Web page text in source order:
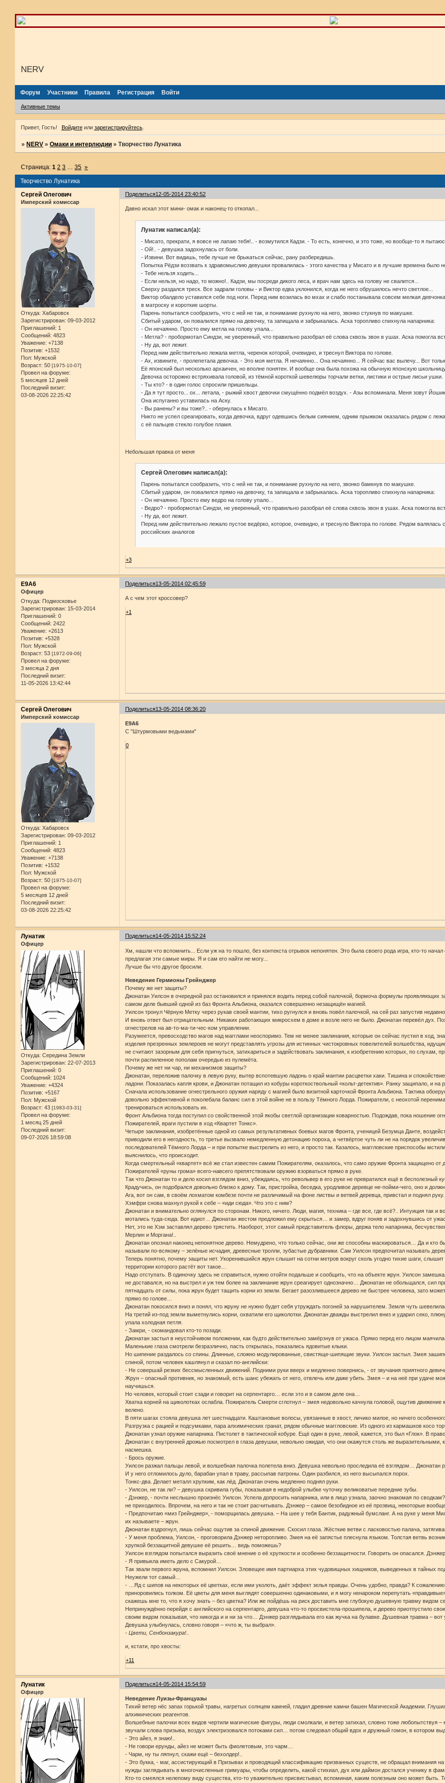
NERV
Форум Участники Правила Регистрация Войти
Активные темы
Привет, Гость! Войдитеили зарегистрируйтесь.
»NERV »Омаки и интерлюдии »Творчество Лунатика
Творчество Лунатика
Страница:1 2 3 … 35 »
Поделиться12-05-2014 23:40:52
Сергей Олегович
Имперский комиссар
Откуда: Хабаровск
Зарегистрирован: 09-03-2012
Приглашений: 1
Сообщений: 4823
Уважение: +7138
Позитив: +1532
Пол: Мужской
Возраст: 50 [1975-10-07]
Провел на форуме:
5 месяцев 12 дней
Последний визит:
03-08-2026 22:25:42
Давно искал этот мини- омак и наконец-то откопал...
Лунатик написал(а):
- Мисато, прекрати, я вовсе не лапаю тебя!.. - возмутился Кадзи. - То есть, конечно, и это тоже, но вообще-то я
- Ой!.. - девушка задохнулась от боли.
- Извини. Вот видишь, тебе лучше не брыкаться сейчас, рану разбередишь.
Попытка Рёдзи воззвать к здравомыслию девушки провалилась - этого качества у Мисато и в лучшие времена было
- Тебе нельзя ходить...
- Если нельзя, но надо, то можно!.. Кадзи, мы посреди дикого леса, и врач нам здесь на голову не свалится...
Сверху раздался треск. Все задрали головы - и Виктор едва уклонился, когда не него обрушилось нечто светлое...
Виктор обалдело уставился себе под ноги. Перед ним возилась во мхах и слабо постанывала совсем мелкая
в матроску и короткие шорты.
Парень попытался сообразить, что с ней не так, и понимание рухнуло на него, звонко стукнув по макушке.
Сбитый ударом, он повалился прямо на девочку, та запищала и забрыкалась. Аска торопливо спихнула напарника:
- Он нечаянно. Просто ему метла на голову упала...
- Метла? - пробормотал Синдзи, не уверенный, что правильно разобрал её слова сквозь звон в ушах. Аска помогла
- Ну да, вот лежит.
Перед ним действительно лежала метла, черенок которой, очевидно, и треснул Виктора по голове.
- Ах, извините, - пролепетала девочка. - Это моя метла. Я нечаянно... Она нечаянно... Я сейчас вас вылечу... Вот
Её японский был несколько архаичен, но вполне понятен. И вообще она была похожа на обычную японскую
Девочка осторожно встряхивала головой, из тёмной короткой шевелюры торчали ветки, листики и острые лисьи ушки.
- Ты кто? - в один голос спросили пришельцы.
- Да я тут просто... ох... летала, - рыжий хвост девочки смущённо подмёл воздух. - Азы вспоминала. Меня зовут
Она испуганно уставилась на Аску.
- Вы ранены? и вы тоже?.. - обернулась к Мисато.
Никто не успел среагировать, когда девочка, вдруг одевшись белым сиянием, одним прыжком оказалась рядом с
с её пальцев стекло голубое пламя.
Небольшая правка от меня
Сергей Олегович написал(а):
Парень попытался сообразить, что с ней не так, и понимание рухнуло на него, звонко бамкнув по макушке.
Сбитый ударом, он повалился прямо на девочку, та запищала и забрыкалась. Аска торопливо спихнула напарника:
- Он нечаянно. Просто ему ведро на голову упало...
- Ведро? - пробормотал Синдзи, не уверенный, что правильно разобрал её слова сквозь звон в ушах. Аска помогла
- Ну да, вот лежит.
Перед ним действительно лежало пустое ведёрко, которое, очевидно, и треснуло Виктора по голове. Рядом
российских аналогов
+3
Поделиться13-05-2014 02:45:59
E9A6
Офицер
Откуда: Подмосковье
Зарегистрирован: 15-03-2014
Приглашений: 0
Сообщений: 2422
Уважение: +2613
Позитив: +5328
Пол: Мужской
Возраст: 53 [1972-09-06]
Провел на форуме:
3 месяца 2 дня
Последний визит:
11-05-2026 13:42:44
А с чем этот кроссовер?
+1
Поделиться13-05-2014 08:36:20
Сергей Олегович
Имперский комиссар
Откуда: Хабаровск
Зарегистрирован: 09-03-2012
Приглашений: 1
Сообщений: 4823
Уважение: +7138
Позитив: +1532
Пол: Мужской
Возраст: 50 [1975-10-07]
Провел на форуме:
5 месяцев 12 дней
Последний визит:
03-08-2026 22:25:42
E9A6
С "Штурмовыми ведьмами"
0
Поделиться14-05-2014 15:52:24
Лунатик
Офицер
Откуда: Середина Земли
Зарегистрирован: 22-07-2013
Приглашений: 0
Сообщений: 1024
Уважение: +4324
Позитив: +5167
Пол: Мужской
Возраст: 43 [1983-03-31]
Провел на форуме:
1 месяц 25 дней
Последний визит:
09-07-2026 18:59:08
Хм, нашли что вспомнить... Если уж на то пошло, без контекста отрывок непонятен. Это была своего рода игра, кто-то
предлагая эти самые миры. Я и сам его найти не могу...
Лучше бы что другое бросили.
Неведение Гермионы Грейнджер
Почему же нет защиты?
Джонатан Уилсон в очередной раз остановился и принялся водить перед собой палочкой, бормоча формулы проявляющих
самом деле бывший одной из баз Фронта Альбиона, оказался совершенно незащищён магией.
Уилсон тронул Чёрную Метку через рукав своей мантии, тихо ругнулся и вновь повёл палочкой, на сей раз запустив
И вновь ответ был отрицательным. Никаких работающих микросхем в доме и возле него не было. Джонатан перевёл дух.
огнестрелов на ав-то-ма-ти-чес-ком управлении.
Разумеется, превосходство магов над магглами неоспоримо. Тем не менее заклинания, которые он сейчас пустил в ход,
изделия презренных землероев не могут представлять угрозы для истинных чистокровных повелителей волшебства,
не считают зазорным для себя пригнуться, затихариться и задействовать заклинания, к изобретению которых, по
почти распиленное пополам очередью из пулемёта.
Почему же нет ни чар, ни механизмов защиты?
Джонатан, переложив палочку в левую руку, вытер вспотевшую ладонь о край мантии расцветки хаки. Тишина и
ладони. Показалась капля крови, и Джонатан потащил из кобуры короткоствольный «кольт-детектив». Ранку защипало, и на
Сначала использование огнестрельного оружия наряду с магией было визитной карточкой Фронта Альбиона. Тактика
довольно эффективной и поколебала баланс сил в этой войне не в пользу Тёмного Лорда. Пожиратели, с неохотой
тренироваться использовать их.
Фронт Альбиона тогда поступил со свойственной этой якобы светлой организации коварностью. Подождав, пока ношение
Пожирателей, враги пустили в ход «Квартет Тонкс».
Четыре заклинания, изобретённые одной из самых результативных боевых магов Фронта, ученицей Безумца Данте,
приводили его в негодность, то третье вызвало немедленную детонацию пороха, а четвёртое чуть ли не на порядок
последователей Тёмного Лорда – и при попытке выстрелить из него, и просто так. Казалось, маггловские приспособы
выяснилось, что происходит.
Когда смертельный «квартет» всё же стал известен самим Пожирателям, оказалось, что само оружие Фронта защищено
Пожирателей «руны грома» всего-навсего препятствовали оружию взорваться прямо в руке.
Так что Джонатан то и дело косил взглядом вниз, убеждаясь, что револьвер в его руке не превратился ещё в бесполезный
Крадучись, он подобрался довольно близко к дому. Так, пристройка, беседка, уродливое деревце не-пойми-чего, оно и
Ага, вот он сам, в своём лохматом комбезе почти не различимый на фоне листвы и ветвей деревца, привстал и поднял
Хэмфри снова махнул рукой к себе – «иди сюда». Что это с ним?
Джонатан и внимательно оглянулся по сторонам. Никого, ничего. Люди, магия, техника – где все, где всё?.. Интуиция так
мотались туда-сюда. Вот идиот… Джонатан жестом предложил ему скрыться… и замер, вдруг поняв и задохнувшись от
Нет, это не Хэм заставлял дерево трястить. Наоборот, этот самый представитель флоры, держа тело напарника,
Мерлин и Моргана!..
Джонатан опознал наконец непонятное дерево. Немудрено, что только сейчас, они же способны маскироваться… Да и кто
называли по-всякому – зелёные исчадия, древесные тролли, зубастые дубравники. Сам Уилсон предпочитал называть
Теперь понятно, почему защиты нет. Укоренившийся жрун слышит на сотни метров вокруг сколь угодно тихие шаги,
территории которого растёт вот такое…
Надо отступать. В одиночку здесь не справиться, нужно отойти подальше и сообщить, что на объекте жрун. Уилсон
не доставался, но на выстрел и уж тем более на заклинание жрун среагирует однозначно… Джонатан не обольщался, сил
пятнадцать от силы, пока жрун будет тащить корни из земли. Бегает разозлившееся дерево не быстрее человека, зато
прямо по голове…
Джонатан покосился вниз и понял, что жруну не нужно будет себя утруждать погоней за нарушителем. Земля чуть
На третий из-под земли выметнулись корни, охватили его щиколотки. Джонатан дважды выстрелил вниз и ударил секо,
упала холодная петля.
- Замри, - скомандовал кто-то позади.
Джонатан застыл в неустойчивом положении, как будто действительно замёрзнув от ужаса. Прямо перед его лицом
Маленькие глаза смотрели безразлично, пасть открылась, показались ядовитые клыки.
Но шипение раздалось со спины. Длинные, сложно модулированные, свистяще-шипящие звуки. Уилсон застыл. Змея
спиной, потом человек кашлянул и сказал по-английски:
- Не совершай резких бессмысленных движений. Подними руки вверх и медленно повернись, - от звучания приятного
Жрун – опасный противник, но знакомый, есть шанс убежать от него, отвлечь или даже убить. Змея – и на неё при удаче
научишься.
Но человек, который стоит сзади и говорит на серпентарго… если это и в самом деле она…
Хватка корней на щиколотках ослабла. Пожиратель Смерти сглотнул – змея недовольно качнула головой, ощутив
велено.
В пяти шагах стояла девушка лет шестнадцати. Каштановые волосы, увязанные в хвост, личико милое, но ничего
Разгрузка с рацией и подсумками, пара алхимических гранат, рядом обычные маггловские. Из одного из кармашков косо
Джонатан узнал оружие напарника. Пистолет в тактической кобуре. Ещё один в руке, левой, кажется, это был «Глок». В
Джонатан с внутренней дрожью посмотрел в глаза девушки, невольно ожидая, что они окажутся столь же выразительными,
насмешка.
- Брось оружие.
Уилсон разжал пальцы левой, и волшебная палочка полетела вниз. Девушка невольно проследила её взглядом… Джонатан
И у него отломилось дуло, барабан упал в траву, рассыпав патроны. Один разбился, из него высыпался порох.
Тонкс-два. Делает металл хрупким, как лёд. Джонатан очень медленно поднял руки.
- Уилсон, не так ли? – девушка скривила губы, показывая в недоброй улыбке чуточку великоватые передние зубы.
- Дэнжер, - почти неслышно произнёс Уилсон. Успела допросить напарника, или в лицо узнала, заочно знакомая по
не приходилось. Впрочем, на него и так не стоит расчитывать. Дэнжер – самое безобидное из её прозвищ, некоторые
- Предпочитаю «миз Грейнджер», - поморщилась девушка. – На шее у тебя Бантик, радужный бумсланг. А на руке у меня
их называете – жрун.
Джонатан вздрогнул, лишь сейчас ощутив за спиной движение. Скосил глаза. Жёсткие ветви с ласковостью палача,
- У меня проблема, Уилсон, - проговорила Дэнжер неторопливо. Змея на её запястье плеснула языком. Толстая ветвь
хрупкой беззащитной девушке её решить… ведь поможешь?
Уилсон взглядом попытался выразить своё мнение о её хрупкости и особенно беззащитности. Говорить он опасался.
- Я привыкла иметь дело с Сакурой…
Так звали первого жруна, вспомнил Уилсон. Зловещее имя партиарха этих чудовищных хищников, выведенных в тайных
Неужели тот самый…
- …Яд с шипов на некоторых её цветках, если ими уколоть, даёт эффект зелья правды. Очень удобно, правда? К
приноровились толком. Её цветы для меня выглядят совершенно одинаковыми, и я могу ненароком перепутать
скажешь мне то, что я хочу знать – без цветка? Или же пойдёшь на риск доставить мне глубокую душевную травму видом
Непринуждённо перейдя с английского на серпентарго, девушка что-то просвистела-прошипела, и дерево приотпустило
своим видом показывая, что никогда и и ни за что… Дэнжер разглядывала его как жучка на булавке. Душевная травма – вот
Девушка улыбнулась, словно говоря – «что ж, ты выбрал».
- Цвети, Сенбонзакура!..
и, кстати, про хвосты:
+11
Поделиться14-05-2014 15:54:59
Лунатик
Офицер
Неведение Луизы-Француазы
Тихий ветер нёс запах горькой травы, нагретых солнцем камней, гладил древние камни башен Магической Академии.
алхимических реагентов.
Волшебные палочки всех видов чертили магические фигуры, люди смолкали, и ветер затихал, словно тоже любопытствуя –
звучали слова призыва, воздух электризовался потоками сил… потом следовал общий вдох и дружный гомон, в котором
- Это айез, я знаю!..
- Не говори ерунды, айез не может быть фиолетовым, это чарм…
- Чарм, ну ты ляпнул, скажи ещё – бехолдер!..
- Это букка, - маг, ассистирующий в Призывах и проводящий классификацию призванных существ, не обращал внимания
нужды заглядывать в многочисленные гримуары, чтобы определить, какой стихиал, дух или даймон достался ученику в
Кто-то смеялся нелепому виду существа, кто-то уважительно присвистывал, вспоминая, каким полезным оно может быть.